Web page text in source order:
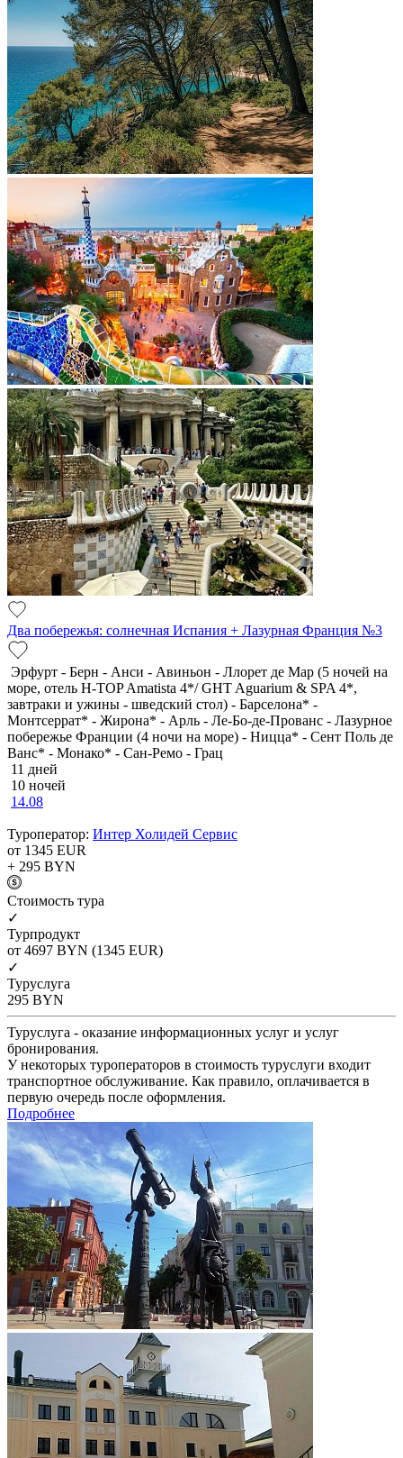
Два побережья: солнечная Испания + Лазурная Франция №3
Эрфурт - Берн - Анси - Авиньон - Ллорет де Мар (5 ночей на
море, отель H-TOP Amatista 4*/ GHT Aguarium & SPA 4*,
завтраки и ужины - шведский стол) - Барселона* -
Монтсеррат* - Жирона* - Арль - Ле-Бо-де-Прованс - Лазурное
побережье Франции (4 ночи на море) - Ницца* - Сент Поль де
Ванс* - Монако* - Сан-Ремо - Грац
11 дней
10 ночей
14.08
Туроператор: Интер Холидей Сервис
от 1345 EUR
+ 295 BYN
Cтоимость тура
✓
Турпродукт
от 4697 BYN (1345 EUR)
✓
Туруслуга
295 BYN
Туруслуга - оказание информационных услуг и услуг
бронирования.
У некоторых туроператоров в стоимость туруслуги входит
транспортное обслуживание. Как правило, оплачивается в
первую очередь после оформления.
Подробнее